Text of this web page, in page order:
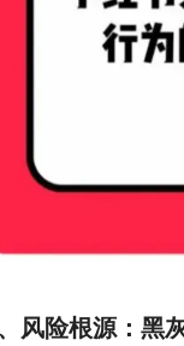
风险根源：黑